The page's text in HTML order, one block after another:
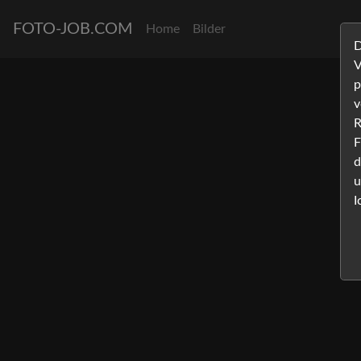
FOTO-JOB.COM Home
Bilder